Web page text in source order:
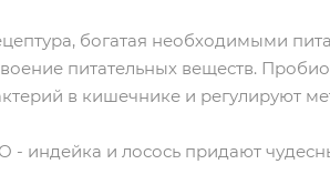
богатая необходимыми
питательных веществ.
в кишечнике и регулируют
и лосось придают